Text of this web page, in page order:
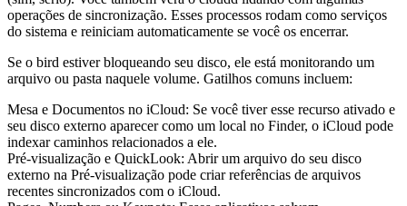
operações de sincronização. Esses processos rodam como serviços
do sistema e reiniciam automaticamente se você os encerrar.
Se o bird estiver bloqueando seu disco, ele está monitorando um
arquivo ou pasta naquele volume. Gatilhos comuns incluem:
Mesa e Documentos no iCloud: Se você tiver esse recurso ativado e
seu disco externo aparecer como um local no Finder, o iCloud pode
indexar caminhos relacionados a ele.
Pré-visualização e QuickLook: Abrir um arquivo do seu disco
externo na Pré-visualização pode criar referências de arquivos
recentes sincronizados com o iCloud.